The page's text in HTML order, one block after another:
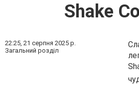
Shake
22:25, 21 серпня 2025 р.
Загальний розділ